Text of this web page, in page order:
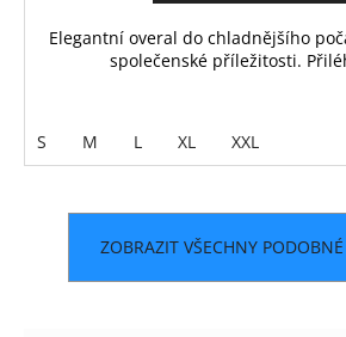
Elegantní overal do chladnějšího
společenské příležitosti.
S M L XL XXL
ZOBRAZIT VŠECHNY